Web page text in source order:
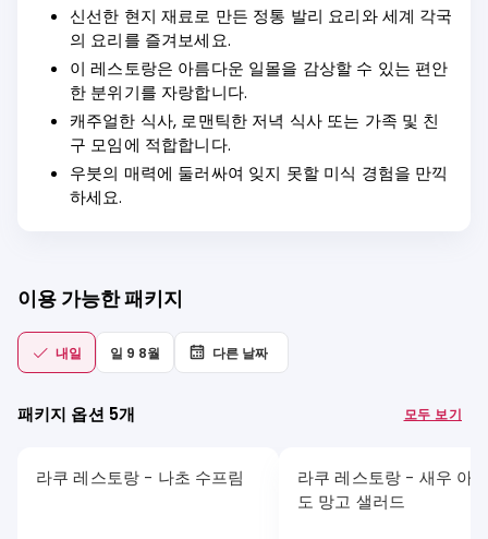
신선한 현지 재료로 만든 정통 발리 요리와 세계 각국
의 요리를 즐겨보세요.
이 레스토랑은 아름다운 일몰을 감상할 수 있는 편안
한 분위기를 자랑합니다.
캐주얼한 식사, 로맨틱한 저녁 식사 또는 가족 및 친
구 모임에 적합합니다.
우붓의 매력에 둘러싸여 잊지 못할 미식 경험을 만끽
하세요.
이용 가능한 패키지
내일 일 9 8월 다른 날짜
패키지 옵션 5개 모두 보기
라쿠 레스토랑 - 나초 수프림
라쿠 레스토랑 - 새우 아
도 망고 샐러드